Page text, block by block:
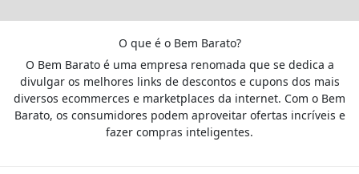
O que é o Bem Barato?
O Bem Barato é uma empresa renomada que se dedica a
divulgar os melhores links de descontos e cupons dos mais
diversos ecommerces e marketplaces da internet. Com o Bem
Barato, os consumidores podem aproveitar ofertas incríveis e
fazer compras inteligentes.